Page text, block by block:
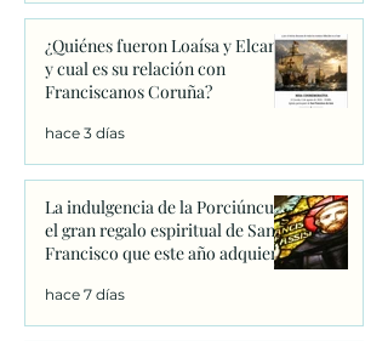
¿Quiénes fueron Loaísa y Elcano
y cual es su relación con
Franciscanos Coruña?
hace 3 días
La indulgencia de la Porciúncula:
el gran regalo espiritual de San
Francisco que este año adquiere
hace 7 días